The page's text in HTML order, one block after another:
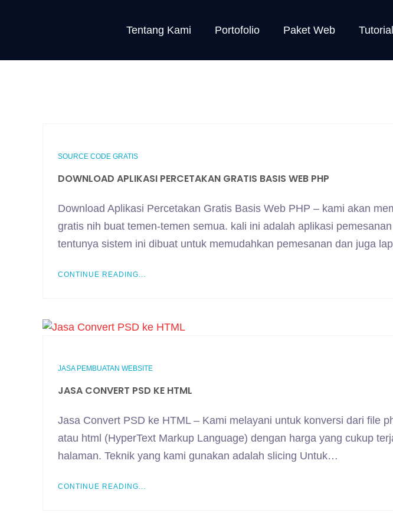
Tentang Kami Portofolio Paket Web
SOURCE CODE GRATIS
DOWNLOAD APLIKASI PERCETAKAN GRATIS BASIS WEB PHP
Download Aplikasi Percetakan Gratis Basis Web PHP – kami akan
gratis nih buat temen-temen semua. kali ini adalah aplikasi
tentunya sistem ini dibuat untuk memudahkan pemesanan dan juga
CONTINUE READING...
JASA PEMBUATAN WEBSITE
JASA CONVERT PSD KE HTML
Jasa Convert PSD ke HTML – Kami melayani untuk konversi dari file
atau html (HyperText Markup Language) dengan harga yang cukup
halaman. Teknik yang kami gunakan adalah slicing Untuk…
CONTINUE READING...